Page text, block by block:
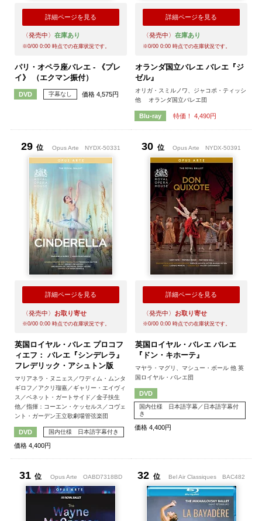
詳細ページを見る
〈発売中〉 在庫あり
※0/00 0:00時点での在庫状況です。
パリ・オペラ座バレエ - 《プレ
イ》 （エクマン振付）
DVD 字幕なし 価格 4,575円
詳細ページを見る
〈発売中〉 在庫あり
※0/00 0:00時点での在庫状況です。
オランダ国立バレエ バレエ『ジ
ゼル』
オリガ・スミルノワ、ジャコポ・ティッシ
他 オランダ国立バレエ団
Blu-ray 特価！ 4,490円
29 位 Opus Arte NYDX-50331
詳細ページを見る
〈発売中〉 お取り寄せ
※0/00 0:00時点での在庫状況です。
英国ロイヤル・バレエ プロコフ
ィエフ： バレエ『シンデレラ』
フレデリック・アシュトン版
マリアネラ・ヌニェス／ワディム・ムンタ
ギロフ／アクリ瑠嘉／ギャリー・エイヴィ
ス／ベネット・ガートサイド／金子扶生
他／指揮：コーエン・ケッセルス／コヴェ
ント・ガーデン王立歌劇場管弦楽団
DVD 国内仕様 日本語字幕付き
価格 4,400円
30 位 Opus Arte NYDX-50391
詳細ページを見る
〈発売中〉 お取り寄せ
※0/00 0:00時点での在庫状況です。
英国ロイヤル・バレエ バレエ
『ドン・キホーテ』
マヤラ・マグリ、マシュー・ボール 他 英
国ロイヤル・バレエ団
DVD
国内仕様 日本語字幕／日本語字幕付
き
価格 4,400円
31 位 Opus Arte OABD7318BD 32 位 Bel Air Classiques BAC482